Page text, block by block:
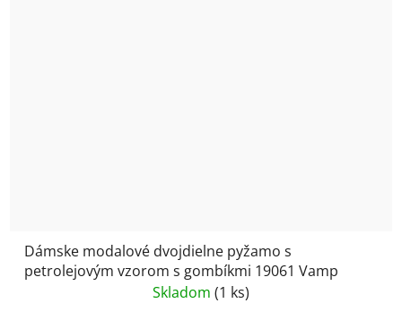
Dámske modalové dvojdielne pyžamo s
petrolejovým vzorom s gombíkmi 19061 Vamp
Skladom (1 ks)